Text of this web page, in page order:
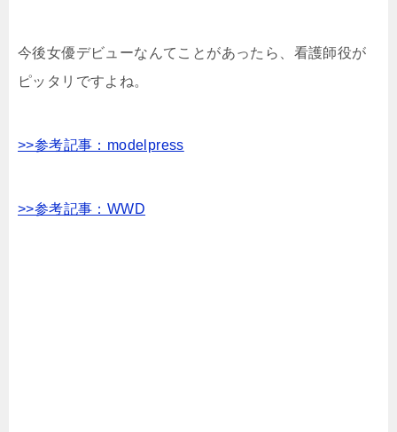
今後女優デビューなんてことがあったら、看護師役が
ピッタリですよね。
>>参考記事：modelpress
>>参考記事：WWD